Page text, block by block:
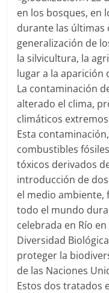
en los bosques, en
durante las
generalización de
la silvicultura, la
lugar a la aparición
La contaminación
alterado el clima,
climáticos
Esta
combustibles
tóxicos derivados
introducción de
el medio
todo el mundo
celebrada en Río
Diversidad
proteger la
de las Naciones
Estos dos tratados